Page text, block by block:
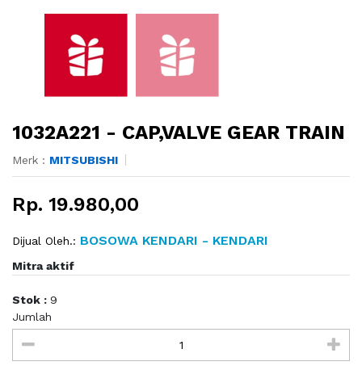
1032A221 - CAP,VALVE GEAR TRAIN
Merk : MITSUBISHI
Rp. 19.980,00
Dijual Oleh.: BOSOWA KENDARI - KENDARI
Mitra aktif
Stok : 9
Jumlah